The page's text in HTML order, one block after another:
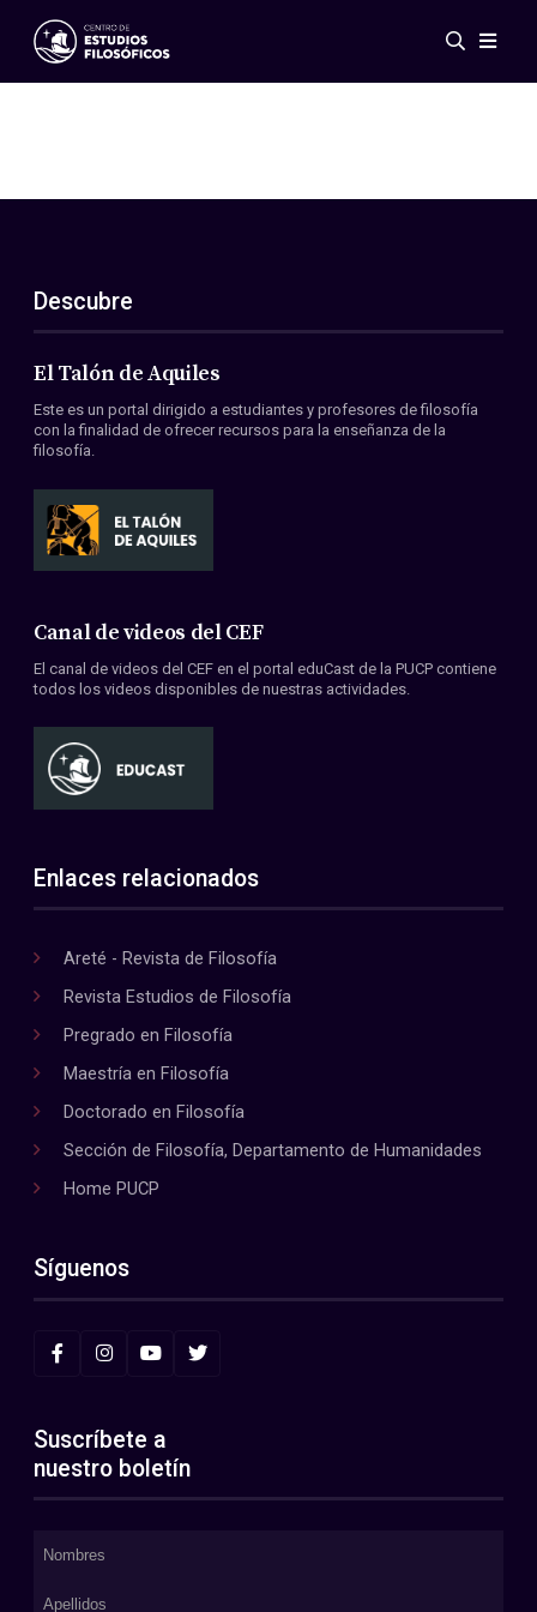
Eventos
ES
EN
Acerca de nosotros
Miembros
Convenios
Descubre
El Talón de Aquiles
Este es un portal dirigido a estudiantes y profesores de filosofía
con la finalidad de ofrecer recursos para la enseñanza de la
filosofía.
Canal de videos del CEF
El canal de videos del CEF en el portal eduCast de la PUCP contiene
todos los videos disponibles de nuestras actividades.
Enlaces relacionados
Areté - Revista de Filosofía
Revista Estudios de Filosofía
Pregrado en Filosofía
Maestría en Filosofía
Doctorado en Filosofía
Sección de Filosofía, Departamento de Humanidades
Home PUCP
Síguenos
Suscríbete a
nuestro boletín